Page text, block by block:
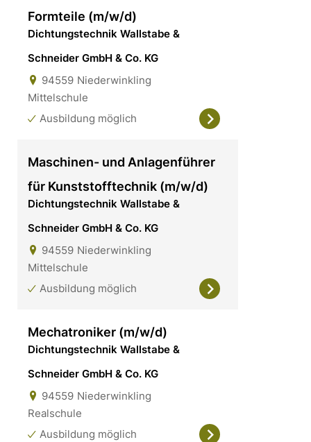
Formteile (m/w/d)
Dichtungstechnik Wallstabe &
Schneider GmbH & Co. KG
94559 Niederwinkling
Mittelschule
Ausbildung möglich
Maschinen- und Anlagenführer
für Kunststofftechnik (m/w/d)
Dichtungstechnik Wallstabe &
Schneider GmbH & Co. KG
94559 Niederwinkling
Mittelschule
Ausbildung möglich
Mechatroniker (m/w/d)
Dichtungstechnik Wallstabe &
Schneider GmbH & Co. KG
94559 Niederwinkling
Realschule
Ausbildung möglich